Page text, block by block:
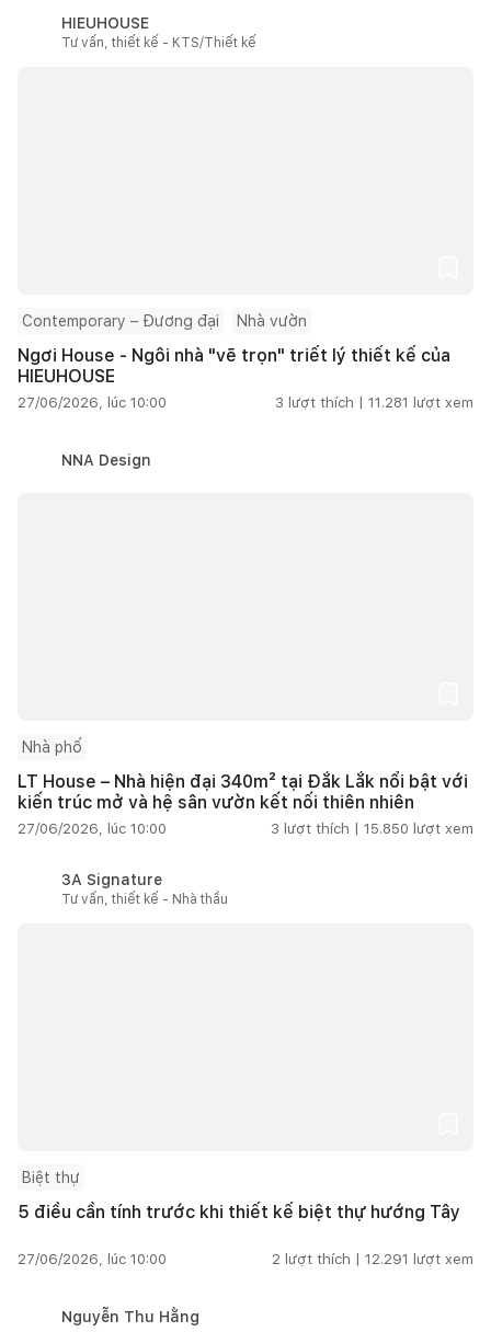
HIEUHOUSE
Tư vấn, thiết kế - KTS/Thiết kế
Contemporary – Đương đại Nhà vườn
Ngơi House - Ngôi nhà "vẽ trọn" triết lý thiết kế của
HIEUHOUSE
27/06/2026, lúc 10:00 3 lượt thích | 11.281 lượt xem
NNA Design
Nhà phố
LT House – Nhà hiện đại 340m² tại Đắk Lắk nổi bật với
kiến trúc mở và hệ sân vườn kết nối thiên nhiên
27/06/2026, lúc 10:00 3 lượt thích | 15.850 lượt xem
3A Signature
Tư vấn, thiết kế - Nhà thầu
Biệt thự
5 điều cần tính trước khi thiết kế biệt thự hướng Tây
27/06/2026, lúc 10:00 2 lượt thích | 12.291 lượt xem
Nguyễn Thu Hằng